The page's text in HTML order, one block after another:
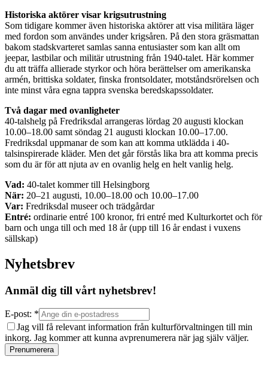
Historiska aktörer visar krigsutrustning
Som tidigare kommer även historiska aktörer att visa militära läger
med fordon som användes under krigsåren. På den stora gräsmattan
bakom stadskvarteret samlas sanna entusiaster som kan allt om
jeepar, lastbilar och militär utrustning från 1940-talet. Här kommer
du att träffa allierade styrkor och höra berättelser om amerikanska
armén, brittiska soldater, finska frontsoldater, motståndsrörelsen och
inte minst våra egna tappra svenska beredskapssoldater.
Två dagar med ovanligheter
40-talshelg på Fredriksdal arrangeras lördag 20 augusti klockan
10.00–18.00 samt söndag 21 augusti klockan 10.00–17.00.
Fredriksdal uppmanar de som kan att komma utklädda i 40-
talsinspirerade kläder. Men det går förstås lika bra att komma precis
som du är för att njuta av en ovanlig helg en helt vanlig helg.
Vad: 40-talet kommer till Helsingborg
När: 20–21 augusti, 10.00–18.00 och 10.00–17.00
Var: Fredriksdal museer och trädgårdar
Entré: ordinarie entré 100 kronor, fri entré med Kulturkortet och för
barn och unga till och med 18 år (upp till 16 år endast i vuxens
sällskap)
Nyhetsbrev
Anmäl dig till vårt nyhetsbrev!
E-post: *
Jag vill få relevant information från kulturförvaltningen till min
inkorg. Jag kommer att kunna avprenumerera när jag själv väljer.
Prenumerera